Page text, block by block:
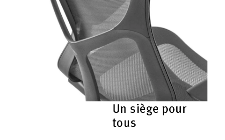
Un siège pour
tous